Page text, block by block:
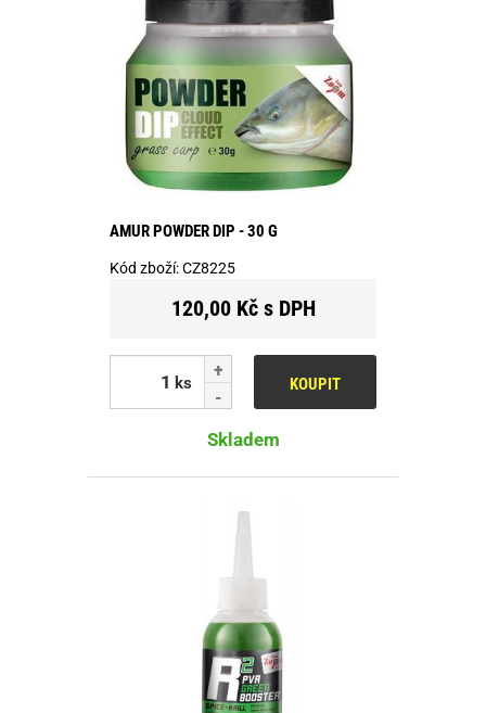
AMUR POWDER DIP - 30 G
Kód zboží:CZ8225
120,00 Kč s DPH
ks KOUPIT
Skladem